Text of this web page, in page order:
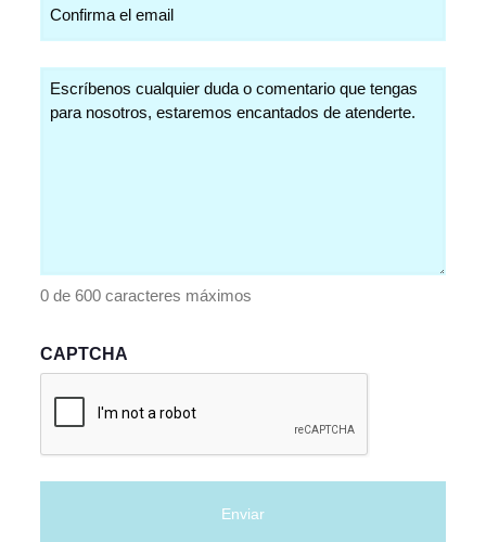
(Obligatorio)
0 de 600 caracteres máximos
CAPTCHA